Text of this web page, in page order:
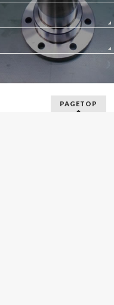
PAGETOP